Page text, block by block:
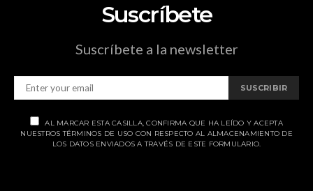
Suscríbete
Suscríbete a la newsletter
SUSCRIBIR
AL MARCAR ESTA CASILLA, CONFIRMA QUE HA LEÍDO Y ACEPTA
NUESTROS TÉRMINOS DE USO CON RESPECTO AL ALMACENAMIENTO DE
LOS DATOS ENVIADOS A TRAVÉS DE ESTE FORMULARIO.